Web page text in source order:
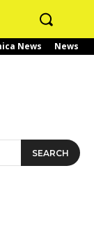
News News
SEARCH